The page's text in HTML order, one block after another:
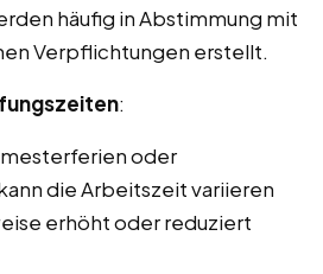
häufig in Abstimmung mit
Verpflichtungen erstellt.
:
oder
die Arbeitszeit variieren
erhöht oder reduziert